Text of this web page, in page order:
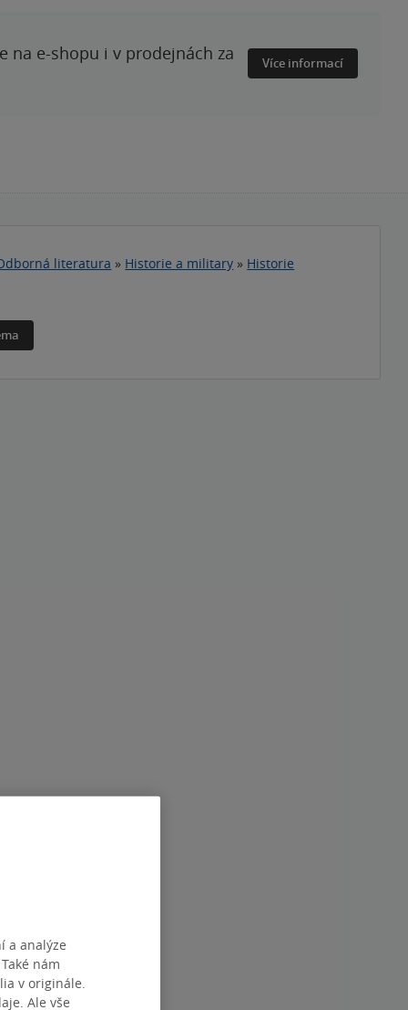
na e-shopu i v prodejnách za
Více informací
literatura » Historie a military » Historie
a analýze
nám
v originále.
Ale vše